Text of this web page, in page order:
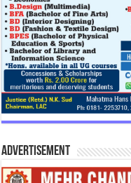
Advertisement